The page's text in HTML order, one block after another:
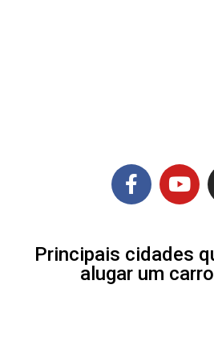
Principais cidades
alugar um